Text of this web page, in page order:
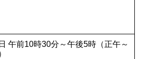
午前10時30分～午後5時（正午～